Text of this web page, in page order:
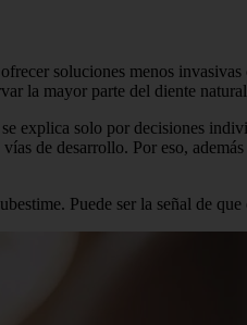
soluciones menos
la mayor parte del diente
explica solo por decisiones
de desarrollo. Por eso,
Puede ser la señal de